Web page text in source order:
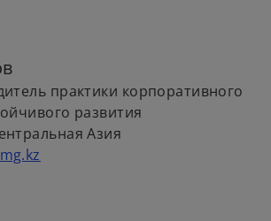
e
практики корпоративного
развития
Азия